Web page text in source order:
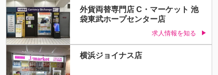
外貨両替専門店 C・マーケット 池
袋東武ホープセンター店
求人情報を知る
横浜ジョイナス店